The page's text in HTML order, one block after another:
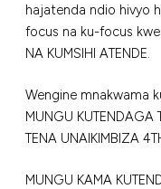
hajatenda ndio hivyo
focus na ku-focus
NA KUMSIHI ATENDE.
Wengine mnakwama
MUNGU KUTENDAGA
TENA UNAIKIMBIZA
MUNGU KAMA